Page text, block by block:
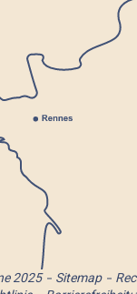
2025 Sitemap